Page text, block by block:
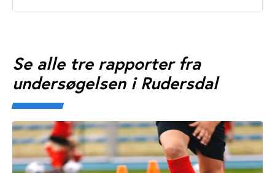
Se alle tre rapporter fra
undersøgelsen i Rudersdal